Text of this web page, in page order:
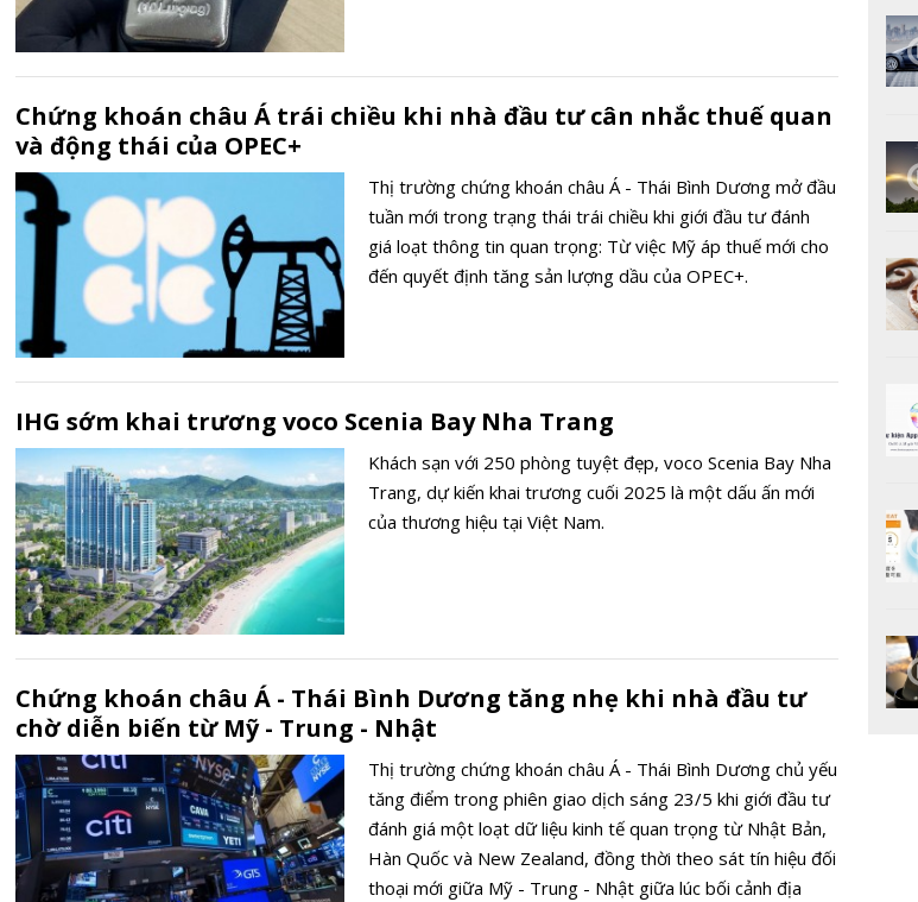
Chứng khoán châu Á trái chiều khi nhà đầu tư cân nhắc thuế quan
và động thái của OPEC+
Thị trường chứng khoán châu Á - Thái Bình Dương mở đầu
tuần mới trong trạng thái trái chiều khi giới đầu tư đánh
giá loạt thông tin quan trọng: Từ việc Mỹ áp thuế mới cho
đến quyết định tăng sản lượng dầu của OPEC+.
IHG sớm khai trương voco Scenia Bay Nha Trang
Khách sạn với 250 phòng tuyệt đẹp, voco Scenia Bay Nha
Trang, dự kiến khai trương cuối 2025 là một dấu ấn mới
của thương hiệu tại Việt Nam.
Chứng khoán châu Á - Thái Bình Dương tăng nhẹ khi nhà đầu tư
chờ diễn biến từ Mỹ - Trung - Nhật
Thị trường chứng khoán châu Á - Thái Bình Dương chủ yếu
tăng điểm trong phiên giao dịch sáng 23/5 khi giới đầu tư
đánh giá một loạt dữ liệu kinh tế quan trọng từ Nhật Bản,
Hàn Quốc và New Zealand, đồng thời theo sát tín hiệu đối
thoại mới giữa Mỹ - Trung - Nhật giữa lúc bối cảnh địa